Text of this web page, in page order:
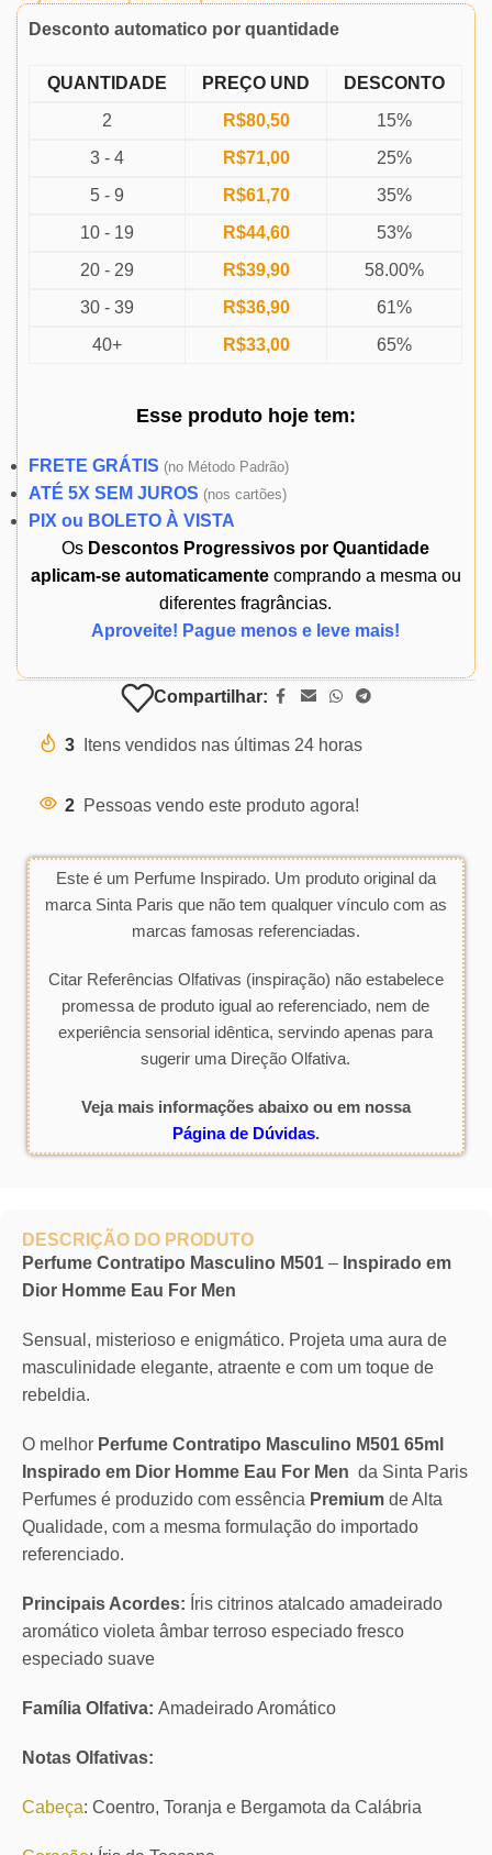
Desconto automatico por quantidade
QUANTIDADE PREÇO UND
DESCONTO
2
R$80,50
15%
3 - 4
R$71,00
25%
5 - 9
R$61,70
35%
10 - 19
R$44,60
53%
20 - 29
R$39,90
58.00%
30 - 39
R$36,90
61%
40+
R$33,00 65%
Esse produto hojetem:
FRETE GRÁTIS (no Método Padrão)
ATÉ 5X SEM JUROS (nos cartões)
PIX ou BOLETO À VISTA
Os Descontos Progressivos por Quantidade
aplicam-se automaticamentecomprando a mesma ou
diferentes fragrâncias.
Aproveite! Pague menos e leve mais!
Compartilhar:
3 Itens vendidos nas últimas 24 horas
2 Pessoas vendo este produto agora!
Este é um Perfume Inspirado. Um produto original da
marca Sinta Paris que não tem qualquer vínculo com as
marcas famosas referenciadas.
Citar Referências Olfativas (inspiração) não estabelece
promessa de produto igual ao referenciado, nem de
experiência sensorial idêntica, servindo apenas para
sugerir uma Direção Olfativa.
Veja mais informações abaixo ou em nossa
Página de Dúvidas.
DESCRIÇÃO DO PRODUTO
Perfume Contratipo Masculino M501 – Inspirado em
Dior Homme Eau For Men
Sensual, misterioso e enigmático. Projeta uma aura de
masculinidade elegante, atraente e com um toque de
rebeldia.
O melhor Perfume Contratipo Masculino M501 65ml
Inspirado em Dior Homme Eau For Men da Sinta Paris
Perfumes é produzido com essência Premium de Alta
Qualidade, com a mesma formulação do importado
referenciado.
Principais Acordes: Íris citrinos atalcado amadeirado
aromático violeta âmbar terroso especiado fresco
especiado suave
Família Olfativa: Amadeirado Aromático
Notas Olfativas:
Cabeça: Coentro, Toranja e Bergamota da Calábria